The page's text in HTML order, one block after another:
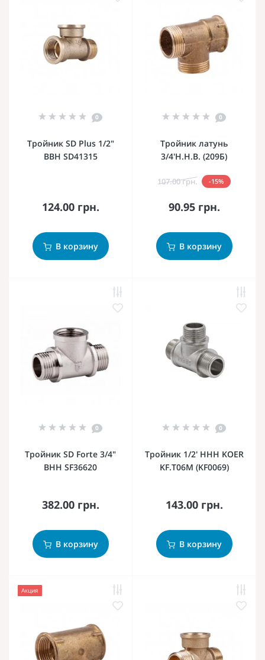
0
Тройник SD Plus 1/2"
ВВН SD41315
124.00 грн.
В корзину
0
Тройник латунь
3/4'Н.Н.В. (209Б)
107.00 грн. -15%
90.95 грн.
В корзину
0
Тройник SD Forte 3/4"
ВНН SF36620
382.00 грн.
В корзину
0
Тройник 1/2' ННН KOER
KF.T06M (KF0069)
143.00 грн.
В корзину
Акция